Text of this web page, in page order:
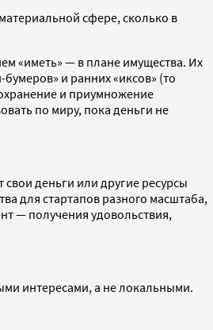
сфере, сколько в
«иметь» — в плане имущества. Их
и ранних «иксов» (то
и приумножение
по миру, пока деньги не
деньги или другие ресурсы
для стартапов разного масштаба,
— получения удовольствия,
интересами, а не локальными.